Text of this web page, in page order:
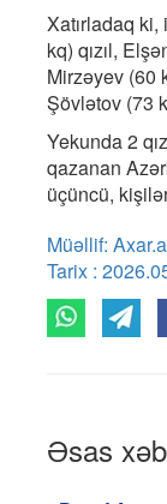
Xatırladaq
kq) qızıl,
Mirzəyev (60
Şövlətov (73
Yekunda 2
qazanan
üçüncü,
Müəllif:
Tarix :
Əsas